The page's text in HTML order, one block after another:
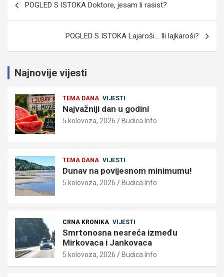
POGLED S ISTOKA Doktore, jesam li rasist?
POGLED S ISTOKA Lajaroši… Ili lajkaroši?
Najnovije vijesti
TEMA DANA VIJESTI
Najvažniji dan u godini
5 kolovoza, 2026 Budica Info
TEMA DANA VIJESTI
Dunav na povijesnom minimumu!
5 kolovoza, 2026 Budica Info
CRNA KRONIKA VIJESTI
Smrtonosna nesreća između
Mirkovaca i Jankovaca
5 kolovoza, 2026 Budica Info